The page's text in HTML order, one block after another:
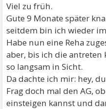
Viel zu früh.
Gute 9 Monate später
seitdem bin ich wieder
Habe nun eine Reha
aber, bis ich die
so langsam in Sicht.
Da dachte ich mir: hey,
Frag doch mal den AG,
einsteigen kannst und